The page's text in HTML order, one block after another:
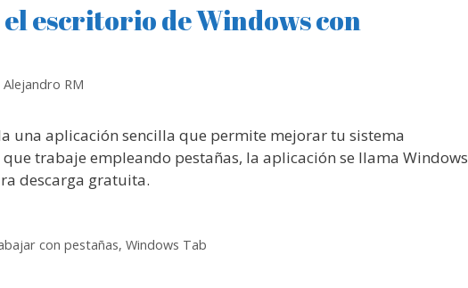
escritorio de Windows con
Alejandro RM
una aplicación sencilla que permite mejorar tu sistema
trabaje empleando pestañas, la aplicación se llama Windows
descarga gratuita.
con pestañas,Windows Tab